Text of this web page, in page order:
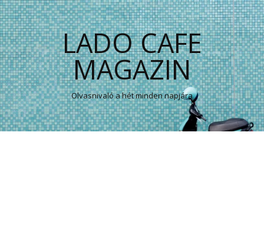
LADO CAFE
MAGAZIN
Olvasnivaló a hét minden napjára